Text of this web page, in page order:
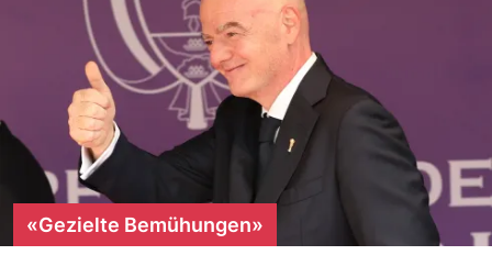
«Gezielte Bemühungen»